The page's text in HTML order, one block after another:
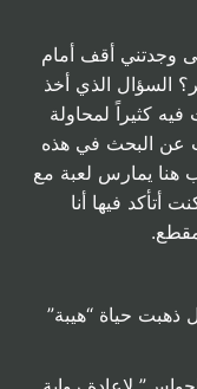
وجدتني أقف أمام
السؤال الذي أخذ
كثيراً لمحاولة
عن البحث في هذه
هنا يمارس لعبة مع
أتأكد فيها أنا
ذهبت حياة “هيبة”